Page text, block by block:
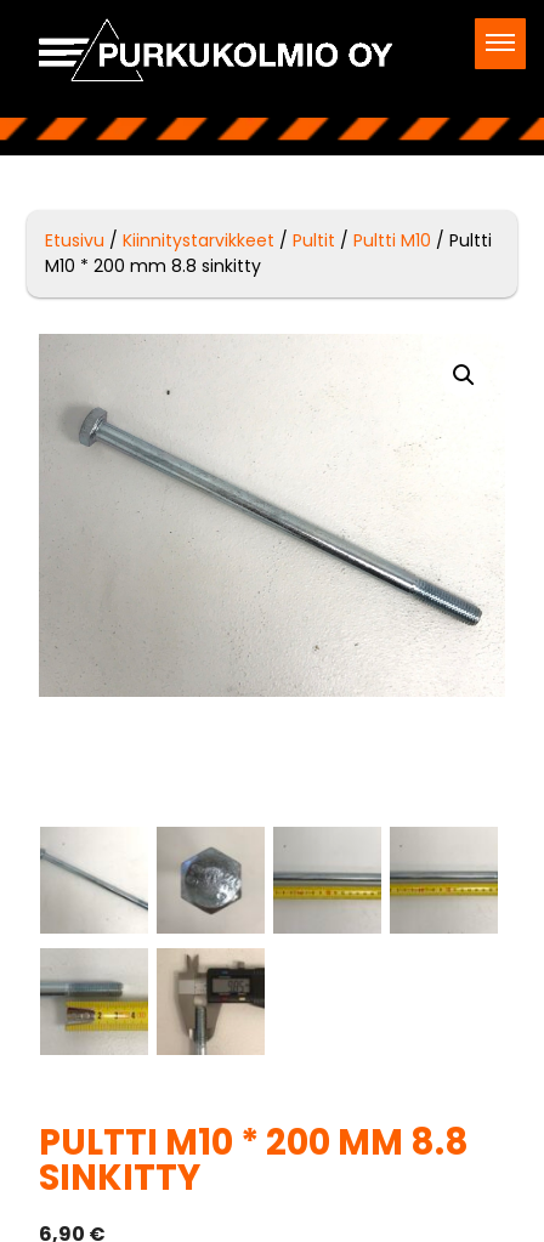
Etusivu /Kiinnitystarvikkeet /Pultit /Pultti M10 / Pultti
M10 * 200 mm 8.8 sinkitty
PULTTI M10 * 200 MM 8.8
SINKITTY
6,90 €